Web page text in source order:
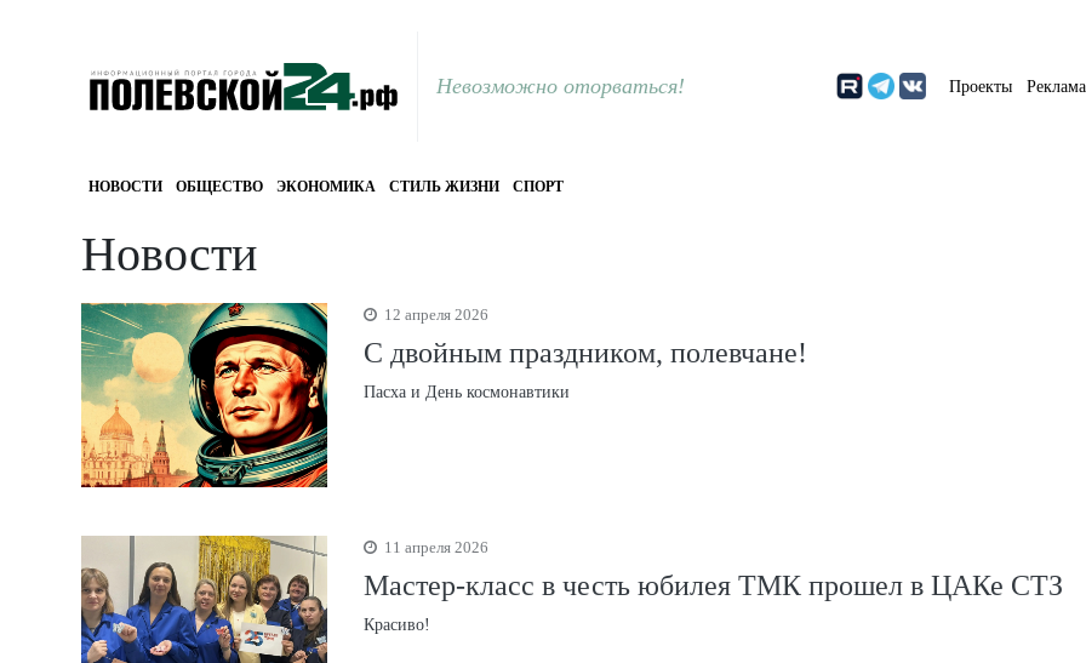
Невозможно оторваться! Проекты Реклама
НОВОСТИ ОБЩЕСТВО ЭКОНОМИКА СТИЛЬ ЖИЗНИ СПОРТ
Новости
12 апреля 2026
С двойным праздником, полевчане!
Пасха и День космонавтики
11 апреля 2026
Мастер-класс в честь юбилея ТМК прошел в ЦАКе СТЗ
Красиво!